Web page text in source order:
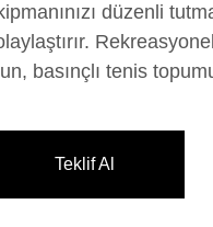
düzenli
basınçlı tenis
Teklif Al